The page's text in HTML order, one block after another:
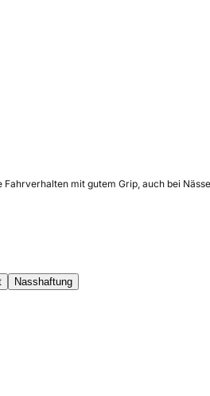
mit gutem Grip, auch bei
Nasshaftung